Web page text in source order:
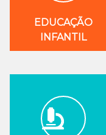
EDUCAÇÃO
INFANTIL